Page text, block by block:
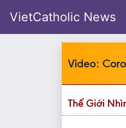
VietCatholic News
Video:
Thế Giới